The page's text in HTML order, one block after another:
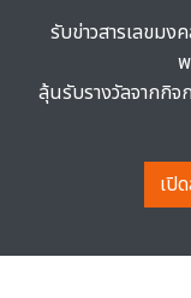
รับข่าวสารเลขมง
ลุ้นรับรางวัลจากกิจ
เปิ